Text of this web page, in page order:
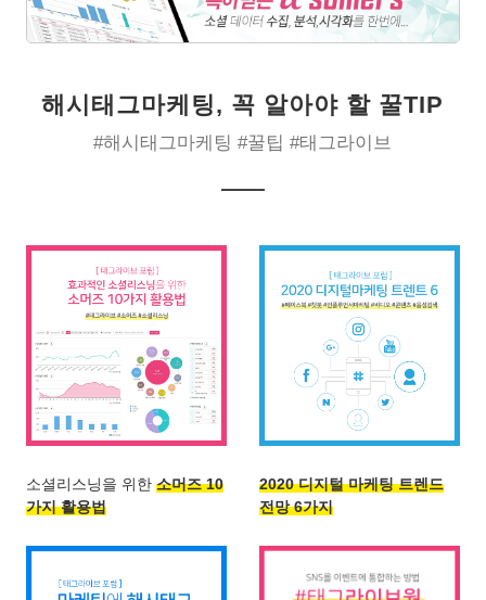
해시태그마케팅, 꼭 알아야 할 꿀TIP
#해시태그마케팅 #꿀팁 #태그라이브
소셜리스닝을 위한 소머즈 10
가지 활용법
2020 디지털 마케팅 트렌드
전망 6가지